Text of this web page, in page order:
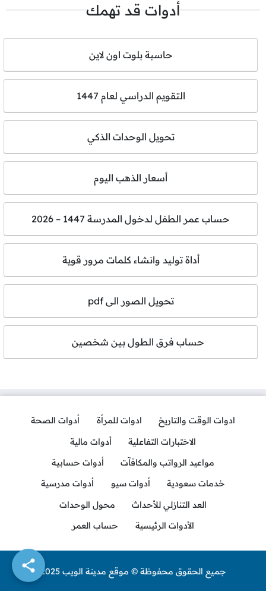
أدوات قد تهمك
حاسبة بلوت اون لاين
التقويم الدراسي لعام 1447
تحويل الوحدات الذكي
أسعار الذهب اليوم
حساب عمر الطفل لدخول المدرسة 1447 – 2026
أداة توليد وانشاء كلمات مرور قوية
تحويل الصور الى pdf
حساب فرق الطول بين شخصين
ادوات الوقت والتاريخ ادوات للمرأة
أدوات الصحة
الاختبارات التفاعلية
أدوات مالية
مواعيد الرواتب والمكافآت
أدوات حسابية
خدمات سعودية
أدوات سيو
أدوات مدرسية
العد التنازلي للأحداث
محول الوحدات
الأدوات الرئيسية
حساب العمر
جميع الحقوق محفوظة © موقع مدينة الويب 2025